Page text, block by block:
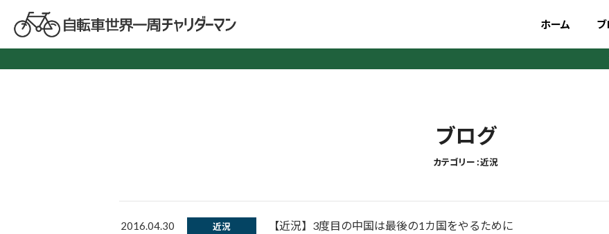
ホーム ブ
ブログ
カテゴリー : 近況
2016.04.30 近況 【近況】3度目の中国は最後の1カ国をやるために